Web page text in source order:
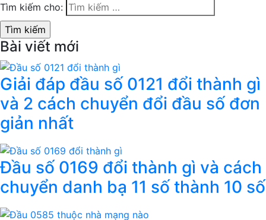
Tìm kiếm cho:
Bài viết mới
Giải đáp đầu số 0121 đổi thành gì
và 2 cách chuyển đổi đầu số đơn
giản nhất
Đầu số 0169 đổi thành gì và cách
chuyển danh bạ 11 số thành 10 số